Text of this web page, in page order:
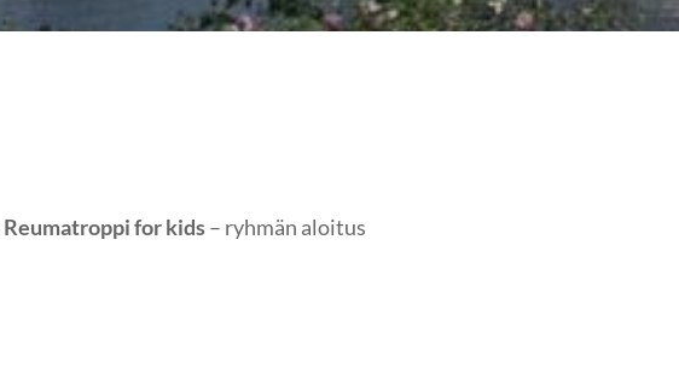
Reumatroppi for kids– ryhmän aloitus